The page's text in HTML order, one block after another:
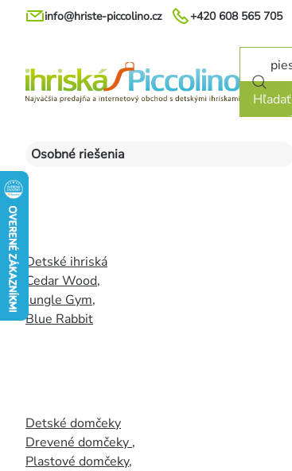
Prejsť
+420 608 565 705
info@hriste-piccolino.cz
Hľadať
Osobné riešenia
Detské ihriská
Cedar Wood,
Jungle Gym,
Blue Rabbit
Detské domčeky
Drevené domčeky ,
Plastové domčeky,